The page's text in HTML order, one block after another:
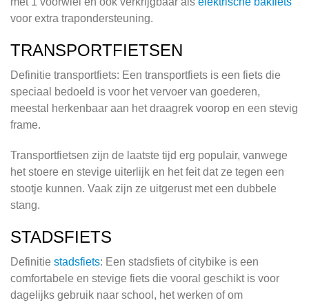
voor extra trapondersteuning.
TRANSPORTFIETSEN
Definitie transportfiets: Een transportfiets is een fiets die
speciaal bedoeld is voor het vervoer van goederen,
meestal herkenbaar aan het draagrek voorop en een stevig
frame.
Transportfietsen zijn de laatste tijd erg populair, vanwege
het stoere en stevige uiterlijk en het feit dat ze tegen een
stootje kunnen. Vaak zijn ze uitgerust met een dubbele
stang.
STADSFIETS
Definitie stadsfiets: Een stadsfiets of citybike is een
comfortabele en stevige fiets die vooral geschikt is voor
dagelijks gebruik naar school, het werken of om